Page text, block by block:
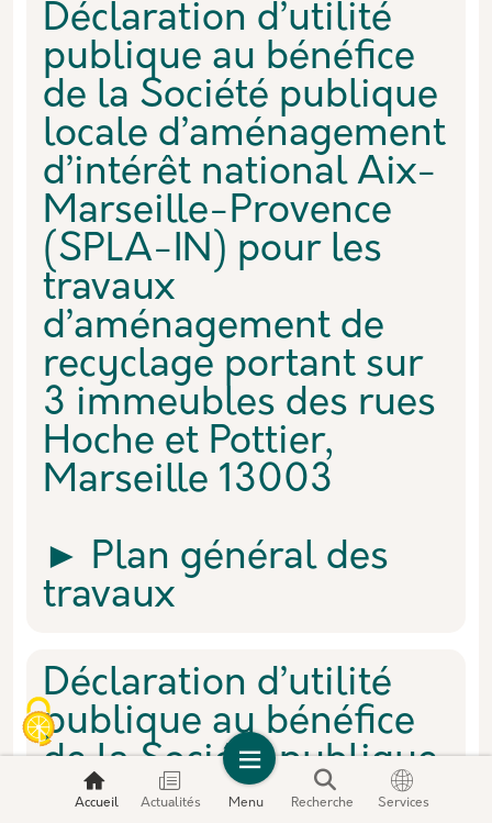
Accueil Actualités Menu Recherche Services
Déclaration d’utilité
publique au bénéfice
de la Société publique
locale d’aménagement
d’intérêt national Aix-
Marseille-Provence
(SPLA-IN) pour les
travaux
d’aménagement de
recyclage portant sur
3 immeubles des rues
Hoche et Pottier,
Marseille 13003
► Plan général des
travaux
Déclaration d’utilité
publique au bénéfice
de la Société publique
locale d’aménagement